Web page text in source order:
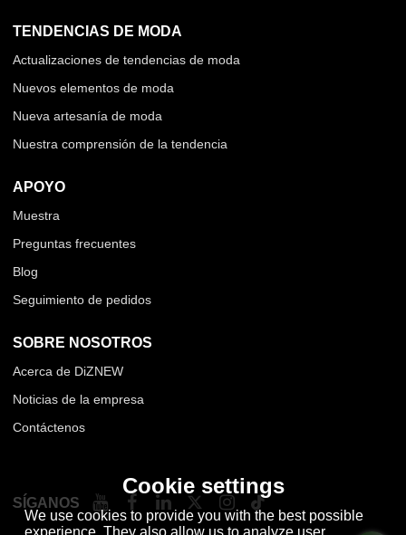
TENDENCIAS DE MODA
Actualizaciones de tendencias de moda
Nuevos elementos de moda
Nueva artesanía de moda
Nuestra comprensión de la tendencia
APOYO
Muestra
Preguntas frecuentes
Blog
Seguimiento de pedidos
SOBRE NOSOTROS
Acerca de DiZNEW
Noticias de la empresa
Contáctenos
SÍGANOS
Cookie settings
We use cookies to provide you with the best possible
experience. They also allow us to analyze user